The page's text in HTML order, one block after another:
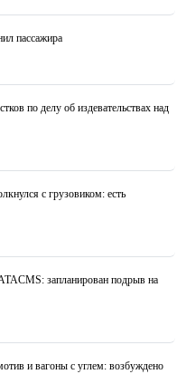
пассажира
по делу об издевательствах над
с грузовиком: есть
запланирован подрыв на
и вагоны с углем: возбуждено